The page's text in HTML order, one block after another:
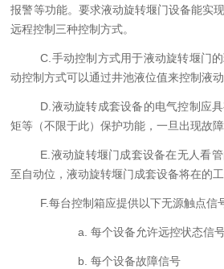
报警等功能。要求液动旋转堰门设备能实
远程控制三种控制方式。
C.手动控制方式用于液动旋转堰门
动控制方式可以通过井池液位值来控制液动
D.液动旋转成套设备的电气控制应
矩等（不限于此）保护功能，一旦出现故
E.液动旋转堰门成套设备在无人看
至自动位，液动旋转堰门成套设备将在的
F.每台控制箱应提供以下无源触点信
a.每个设备允许远控状态信号
b.每个设备故障信号